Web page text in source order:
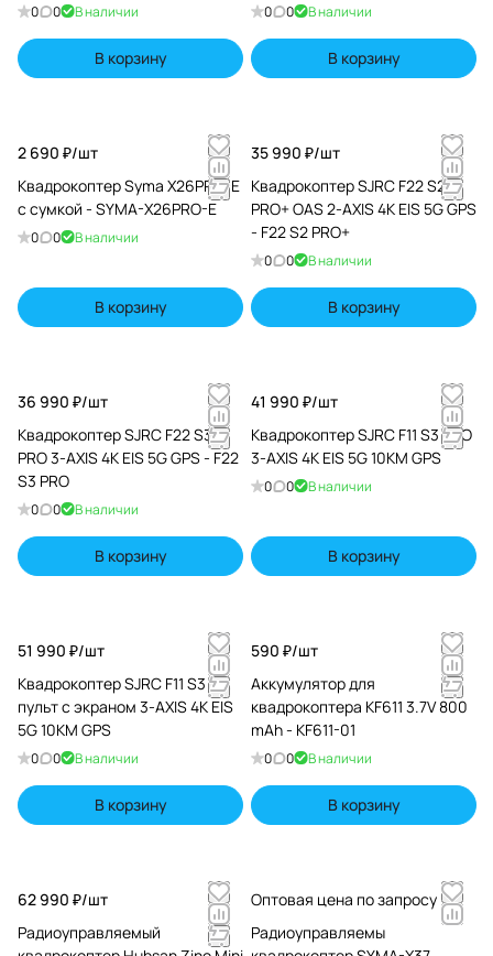
0 0 В наличии
В корзину
0 0 В наличии
В корзину
2 690 ₽/шт
Квадрокоптер Syma X26PRO-E
с сумкой - SYMA-X26PRO-E
0 0 В наличии
В корзину
35 990 ₽/шт
Квадрокоптер SJRC F22 S2
PRO+ OAS 2-AXIS 4K EIS 5G GPS
- F22 S2 PRO+
0 0 В наличии
В корзину
36 990 ₽/шт
Квадрокоптер SJRC F22 S3
PRO 3-AXIS 4K EIS 5G GPS - F22
S3 PRO
0 0 В наличии
В корзину
41 990 ₽/шт
Квадрокоптер SJRC F11 S3 PRO
3-AXIS 4K EIS 5G 10KM GPS
0 0 В наличии
В корзину
51 990 ₽/шт
Квадрокоптер SJRC F11 S3 XR,
пульт с экраном 3-AXIS 4K EIS
5G 10KM GPS
0 0 В наличии
В корзину
590 ₽/шт
Аккумулятор для
квадрокоптера KF611 3.7V 800
mAh - KF611-01
0 0 В наличии
В корзину
62 990 ₽/шт
Радиоуправляемый
Оптовая цена по запросу
Радиоуправляемы